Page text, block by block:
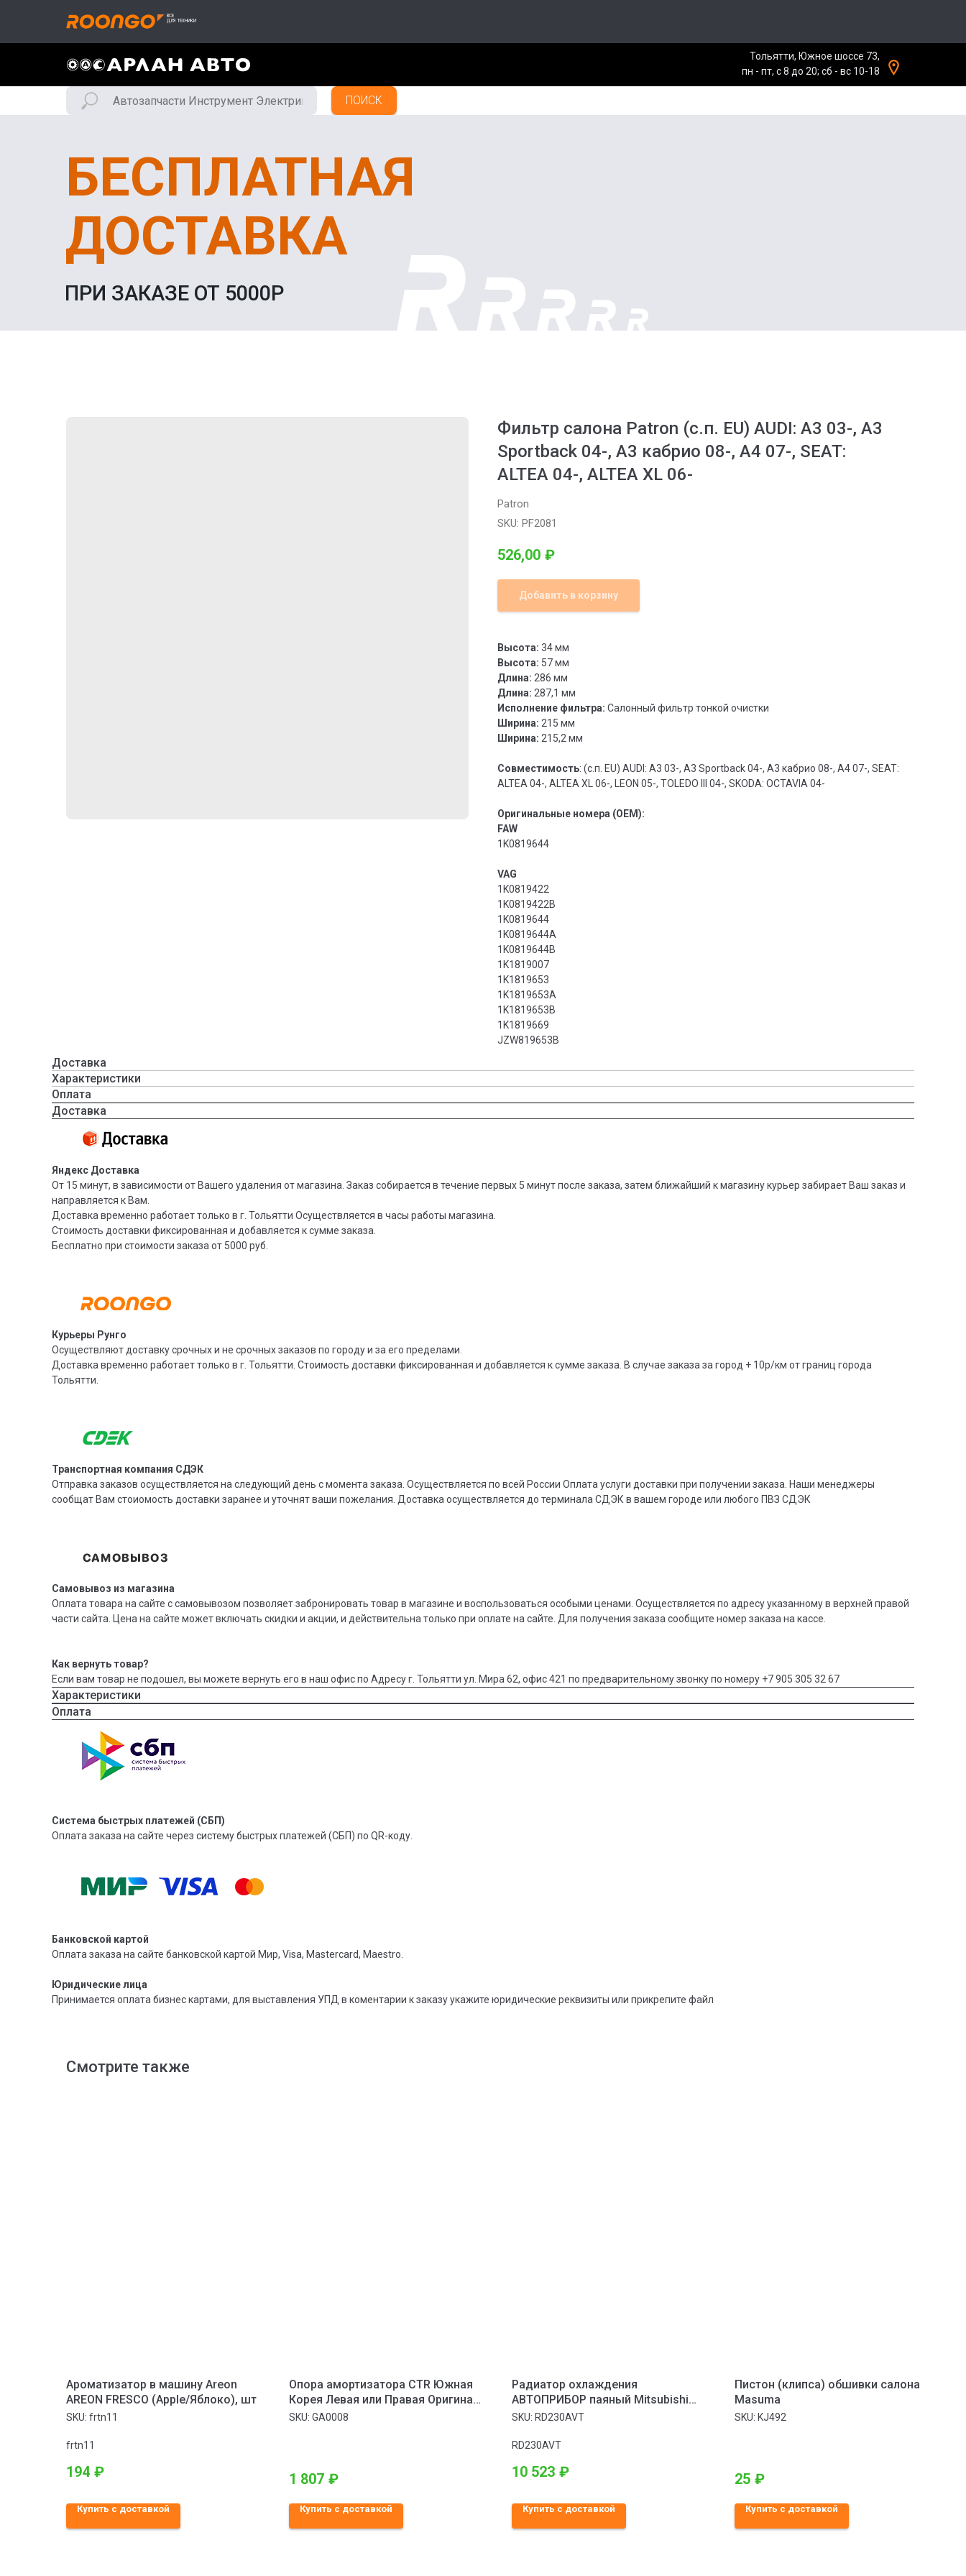
Тольятти, Южное шоссе 73,
пн - пт, с 8 до 20; сб - вс 10-18
ПОИСК
БЕСПЛАТНАЯ
ДОСТАВКА
ПРИ ЗАКАЗЕ ОТ 5000Р
Фильтр салона Patron (с.п. EU) AUDI: A3 03-, A3
Sportback 04-, A3 кабрио 08-, A4 07-, SEAT:
ALTEA 04-, ALTEA XL 06-
Patron
SKU: PF2081
526,00 ₽
Добавить в корзину
Высота: 34 мм
Высота: 57 мм
Длина: 286 мм
Длина: 287,1 мм
Исполнение фильтра: Салонный фильтр тонкой очистки
Ширина: 215 мм
Ширина: 215,2 мм
Совместимость: (с.п. EU) AUDI: A3 03-, A3 Sportback 04-, A3 кабрио 08-, A4 07-, SEAT:
ALTEA 04-, ALTEA XL 06-, LEON 05-, TOLEDO III 04-, SKODA: OCTAVIA 04-
Оригинальные номера (OEM):
FAW
1K0819644
VAG
1K0819422
1K0819422B
1K0819644
1K0819644A
1K0819644B
1K1819007
1K1819653
1K1819653A
1K1819653B
1K1819669
JZW819653B
Доставка
Характеристики
Оплата
Доставка
Яндекс Доставка
От 15 минут, в зависимости от Вашего удаления от магазина. Заказ собирается в течение первых 5 минут после заказа, затем ближайший к магазину курьер забирает Ваш заказ и
направляется к Вам.
Доставка временно работает только в г. Тольятти Осуществляется в часы работы магазина.
Стоимость доставки фиксированная и добавляется к сумме заказа.
Бесплатно при стоимости заказа от 5000 руб.
Курьеры Рунго
Осуществляют доставку срочных и не срочных заказов по городу и за его пределами.
Доставка временно работает только в г. Тольятти. Стоимость доставки фиксированная и добавляется к сумме заказа. В случае заказа за город + 10р/км от границ города
Тольятти.
Транспортная компания СДЭК
Отправка заказов осуществляется на следующий день с момента заказа. Осуществляется по всей России Оплата услуги доставки при получении заказа. Наши менеджеры
сообщат Вам стоиомость доставки заранее и уточнят ваши пожелания. Доставка осуществляется до терминала СДЭК в вашем городе или любого ПВЗ СДЭК
Самовывоз из магазина
Оплата товара на сайте с самовывозом позволяет забронировать товар в магазине и воспользоваться особыми ценами. Осуществляется по адресу указанному в верхней правой
части сайта. Цена на сайте может включать скидки и акции, и действительна только при оплате на сайте. Для получения заказа сообщите номер заказа на кассе.
Как вернуть товар?
Если вам товар не подошел, вы можете вернуть его в наш офис по Адресу г. Тольятти ул. Мира 62, офис 421 по предварительному звонку по номеру +7 905 305 32 67
Характеристики
Оплата
Система быстрых платежей (СБП)
Оплата заказа на сайте через систему быстрых платежей (СБП) по QR-коду.
Банковской картой
Оплата заказа на сайте банковской картой Мир, Visa, Mastercard, Maestro.
Юридические лица
Принимается оплата бизнес картами, для выставления УПД в коментарии к заказу укажите юридические реквизиты или прикрепите файл
Смотрите также
Ароматизатор в машину Areon
AREON FRESCO (Apple/Яблоко), шт
SKU: frtn11
frtn11
194 ₽
Купить с доставкой
Опора амортизатора CTR Южная
Корея Левая или Правая Оригинал
Передняя 1 Передняя Hyundai
SKU: GA0008
1 807 ₽
Купить с доставкой
Радиатор охлаждения
АВТОПРИБОР паяный Mitsubishi
Outlander I (03-) 2.0-2.4.
SKU: RD230AVT
RD230AVT
10 523 ₽
Купить с доставкой
Пистон (клипса) обшивки салона
Masuma
SKU: KJ492
25 ₽
Купить с доставкой